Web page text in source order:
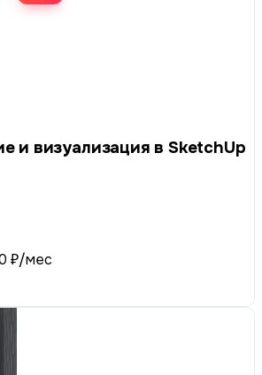
и визуализация в SketchUp
₽/мес